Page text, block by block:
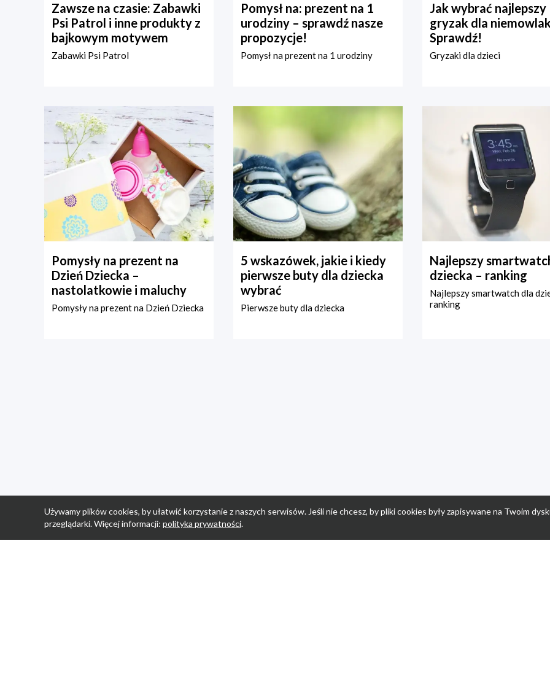
Zawsze na czasie: Zabawki
Psi Patrol i inne produkty z
bajkowym motywem
Zabawki Psi Patrol
Pomysł na: prezent na 1
urodziny – sprawdź nasze
propozycje!
Pomysł na prezent na 1 urodziny
Jak wybrać najlepszy
gryzak dla
Sprawdź!
Gryzaki dla dzieci
Pomysły na prezent na
Dzień Dziecka –
nastolatkowie i maluchy
Pomysły na prezent na Dzień Dziecka
5 wskazówek, jakie i kiedy
pierwsze buty dla dziecka
wybrać
Pierwsze buty dla dziecka
Najlepszy
dziecka – ranking
Najlepszy smartwatch dla
ranking
Używamy plików cookies, by ułatwić korzystanie z naszych serwisów. Jeśli nie chcesz, by pliki cookies były zapisywane na Twoim
przeglądarki. Więcej informacji: polityka prywatności.